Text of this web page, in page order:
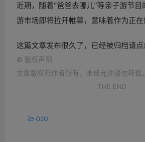
近期，随着“爸爸去哪儿”等亲子游节
游市场即将拉开帷幕，意味着作为正
这篇文章发布很久了，已经被归档请点
© 版权声明
文章版权归作者所有，未经允许请勿转载。
THE END
O2O